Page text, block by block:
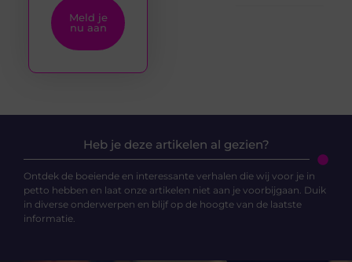
Meld je
nu aan
Heb je deze artikelen al gezien?
Ontdek de boeiende en interessante verhalen die wij voor je in
petto hebben en laat onze artikelen niet aan je voorbijgaan. Duik
in diverse onderwerpen en blijf op de hoogte van de laatste
informatie.